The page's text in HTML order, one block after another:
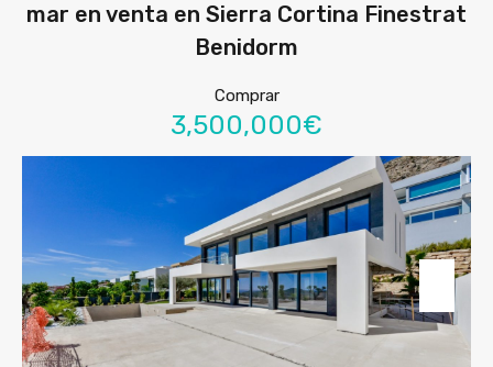
mar en venta en Sierra Cortina Finestrat
Benidorm
Comprar
3,500,000€